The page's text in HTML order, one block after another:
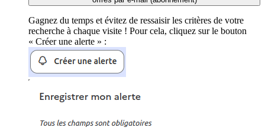
Gagnez du temps et évitez de ressaisir les critères de votre
recherche à chaque visite ! Pour cela, cliquez sur le bouton
« Créer une alerte » :